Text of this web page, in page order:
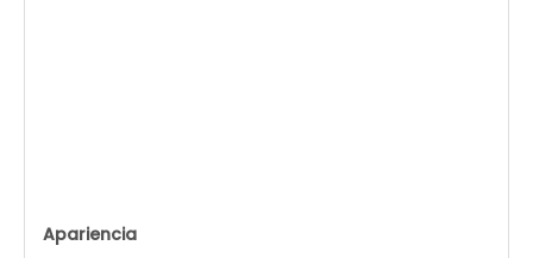
Apariencia